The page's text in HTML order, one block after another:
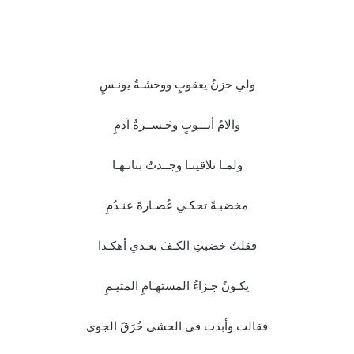
ولي حزنُ يعقوبٍ ووحشـةُ يونـسٍ
وآلامُ أيـــوبٍ وحَـســرةُ آدمِ
ولمـا تلاقينـا وجــدتُ بنانـهـا
مخضبـةً تحكـي عُصـارةَ عنـدُمِ
فقلتُ خضبتِ الكـفَ بعـدي أهكـذا
يكـونُ جـزاءُ المستهـامِ المتيـمِ
فقالت وأبدت في الحشى حُرَقَ الجوى